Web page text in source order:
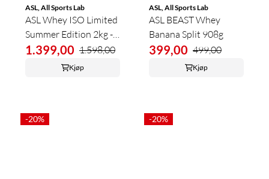
ASL, All Sports Lab
ASL Whey ISO Limited
Summer Edition 2kg -
2-pakk
1.399,00 1.598,00
Kjøp
ASL, All Sports Lab
ASL BEAST Whey
Banana Split 908g
399,00 499,00
Kjøp
-20% -20%